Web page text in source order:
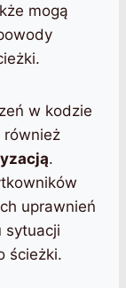
mogą
w kodzie
również
.
uprawnień
sytuacji
ścieżki.